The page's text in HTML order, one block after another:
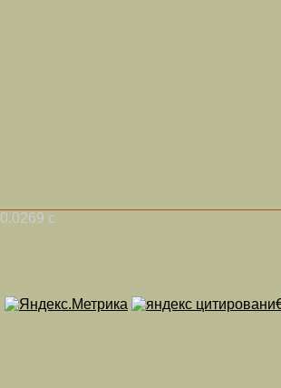
0.0269 с